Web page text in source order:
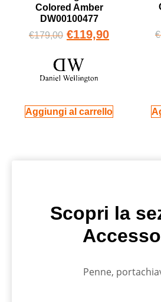
Colored Amber
DW00100477
€179,00 €119,90
Aggiungi al carrello
€
Scopri la
Penne,